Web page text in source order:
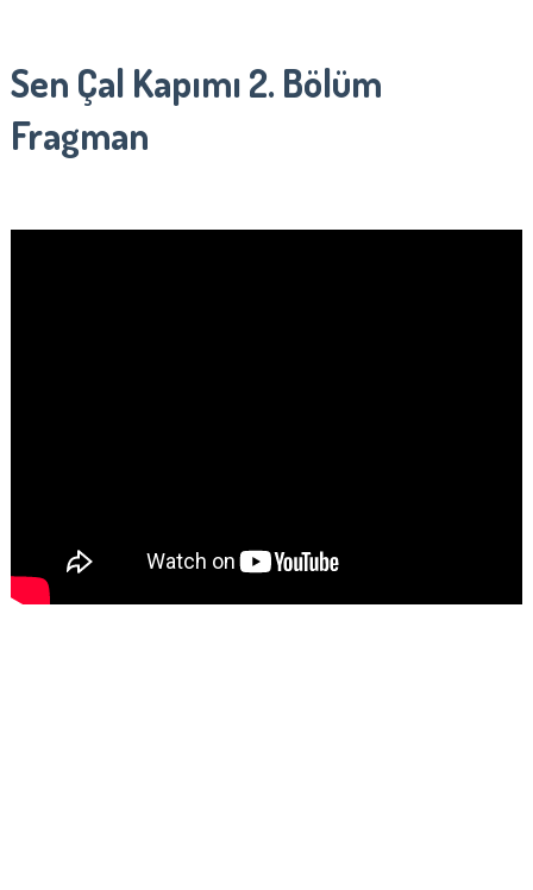
Sen Çal Kapımı 2. Bölüm
Fragman